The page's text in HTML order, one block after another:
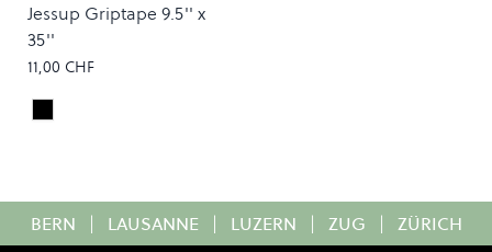
Jessup Griptape 9.5'' x
35''
11,00 CHF
Colour
Black
BERN | LAUSANNE | LUZERN | ZUG | ZÜRICH